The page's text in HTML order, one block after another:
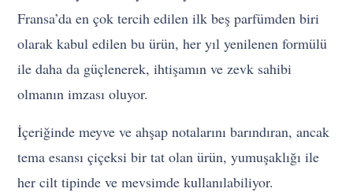
Fransa’da en çok tercih edilen ilk beş parfümden biri
olarak kabul edilen bu ürün, her yıl yenilenen formülü
ile daha da güçlenerek, ihtişamın ve zevk sahibi
olmanın imzası oluyor.
İçeriğinde meyve ve ahşap notalarını barındıran, ancak
tema esansı çiçeksi bir tat olan ürün, yumuşaklığı ile
her cilt tipinde ve mevsimde kullanılabiliyor.